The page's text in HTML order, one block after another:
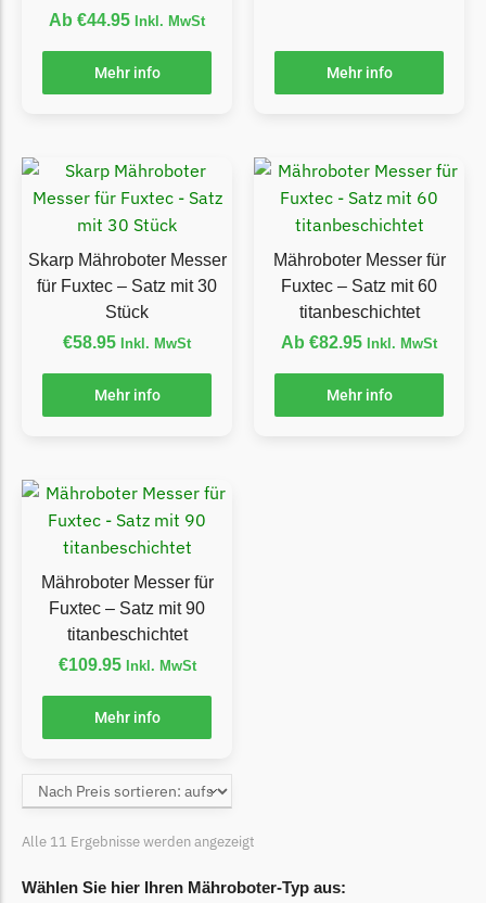
Begrenzungsdraht
Honda
Honda Messer
Kress
Begrenzungsdraht
LandXcape
LawnBott
LawnBott Messer
Lizard
Begrenzungsdraht
LUX-Tools
Begrenzungsdraht
Ab €44.95 Inkl. MwSt
Mehr info Mehr info
Skarp Mähroboter Messer
für Fuxtec – Satz mit 30
Stück
€58.95 Inkl. MwSt
Mehr info
Mähroboter Messer für
Fuxtec – Satz mit 60
titanbeschichtet
Ab €82.95 Inkl. MwSt
Mehr info
Mähroboter Messer für
Fuxtec – Satz mit 90
titanbeschichtet
€109.95 Inkl. MwSt
Mehr info
Alle 11 Ergebnisse werden angezeigt
Wählen Sie hier Ihren Mähroboter-Typ aus: